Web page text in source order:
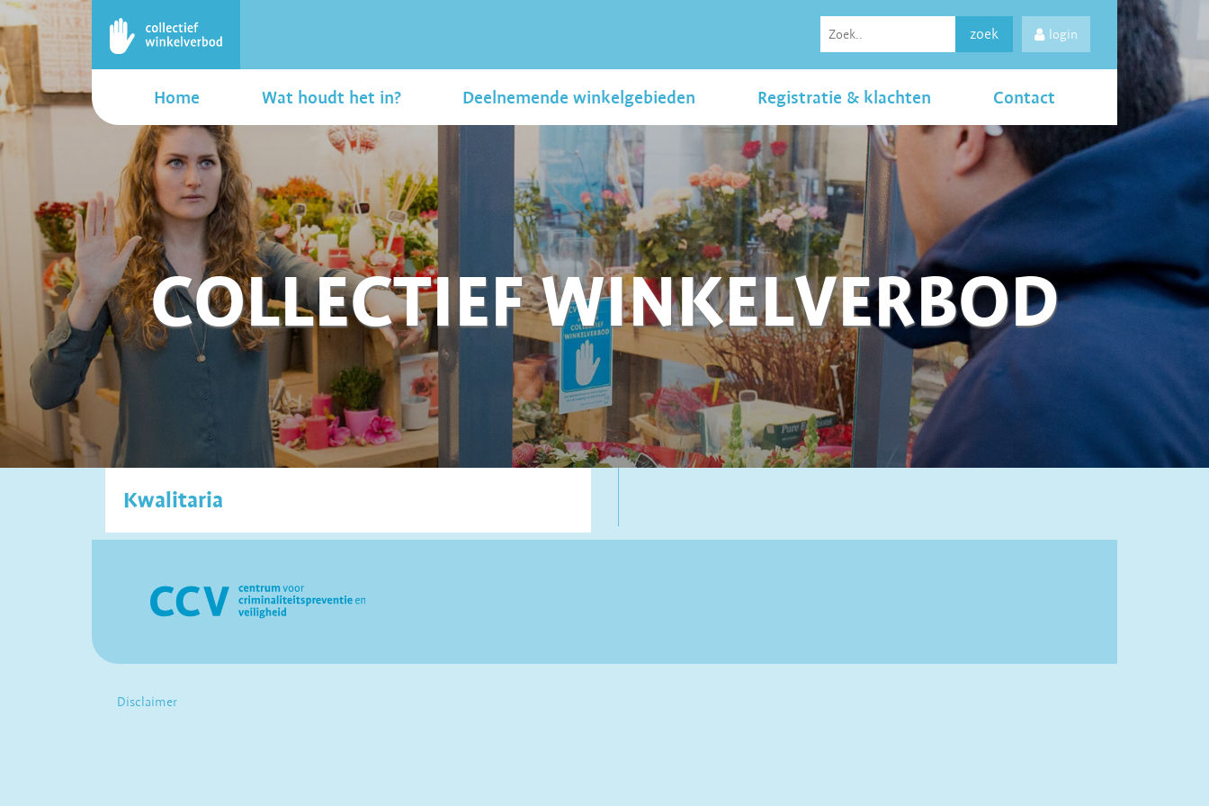
zoek login
Home Wat houdt het in? Deelnemende winkelgebieden Registratie & klachten Contact
COLLECTIEF WINKELVERBOD
Kwalitaria
Disclaimer